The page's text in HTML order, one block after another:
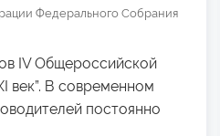
Федерального Собрания
IV Общероссийской
век”. В современном
постоянно